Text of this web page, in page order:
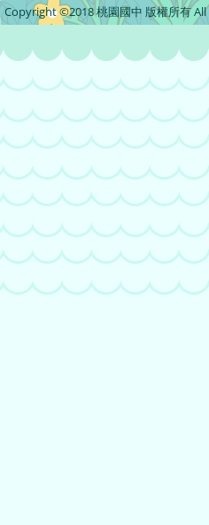
Copyright ©2018 桃園國中 版權所有